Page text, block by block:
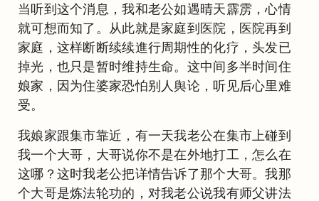
当听到这个消息，我和老公如遇晴天霹雳，心情
就可想而知了。从此就是家庭到医院，医院再到
家庭，这样断断续续進行周期性的化疗，头发已
掉光，也只是暂时维持生命。这中间多半时间住
娘家，因为住婆家恐怕别人舆论，听见后心里难
受。
我娘家跟集市靠近，有一天我老公在集市上碰到
我一个大哥，大哥说你不是在外地打工，怎么在
这哪？这时我老公把详情告诉了那个大哥。我那
个大哥是炼法轮功的，对我老公说我有师父讲法